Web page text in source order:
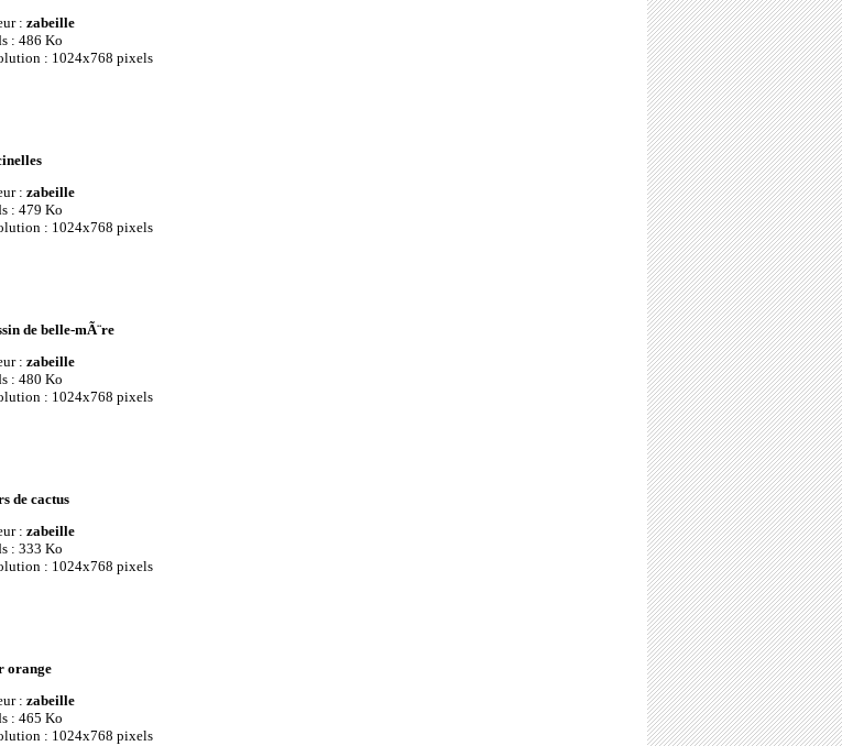
: zabeille
: 486 Ko
: 1024x768 pixels
: zabeille
: 479 Ko
: 1024x768 pixels
de belle-mÃ¨re
: zabeille
: 480 Ko
: 1024x768 pixels
de cactus
: zabeille
: 333 Ko
: 1024x768 pixels
orange
: zabeille
: 465 Ko
: 1024x768 pixels